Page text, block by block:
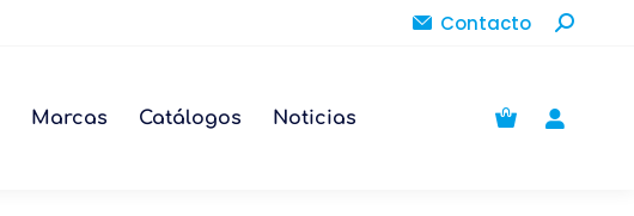
Contacto Buscar:
Marcas Catálogos Noticias